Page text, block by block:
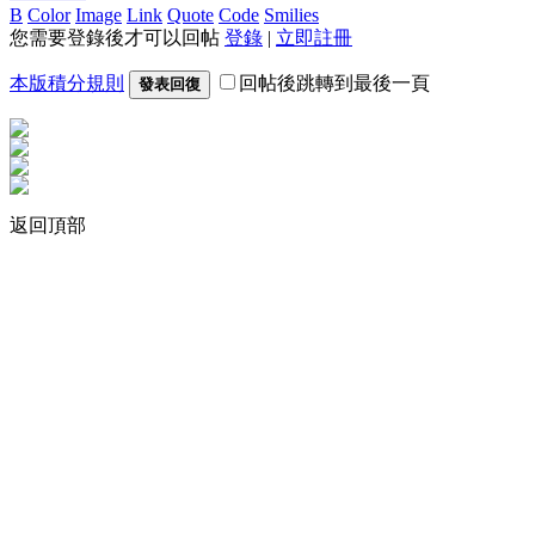
B Color Image Link Quote Code Smilies
您需要登錄後才可以回帖 登錄 | 立即註冊
本版積分規則 發表回復 回帖後跳轉到最後一頁
返回頂部